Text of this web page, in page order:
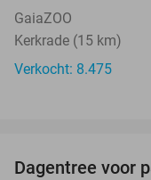
GaiaZOO
Kerkrade (15 km)
Verkocht: 8.475
Dagentree voor